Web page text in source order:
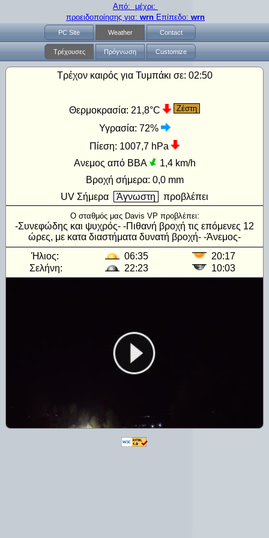
Από: μέχρι:
προειδοποίησης για: wrn Επίπεδο: wrn
PC Site Weather Contact
Τρέχουσες Πρόγνωση Customize
Τρέχον καιρός για Τυμπάκι σε: 02:50
Θερμοκρασία: 21,8°C Ζέστη
Υγρασία: 72%
Πίεση: 1007,7 hPa
Ανεμος από ΒΒΑ
1,4 km/h
Βροχή σήμερα: 0,0 mm
UV Σήμερα Άγνωστη προβλέπει
Ο σταθμός μας Davis VP προβλέπει:
-Συνεφώδης και ψυχρός- -Πιθανή βροχή τις επόμενες 12
ώρες, με κατα διαστήματα δυνατή βροχή- -Άνεμος-
Ήλιος:
06:35
20:17
Σελήνη:
22:23 10:03